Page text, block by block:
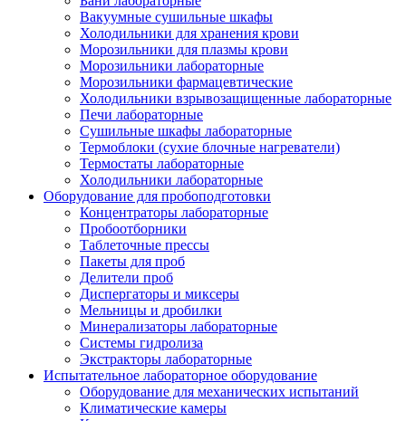
Вакуумные сушильные шкафы
Холодильники для хранения крови
Морозильники для плазмы крови
Морозильники лабораторные
Морозильники фармацевтические
Холодильники взрывозащищенные лабораторные
Печи лабораторные
Сушильные шкафы лабораторные
Термоблоки (сухие блочные нагреватели)
Термостаты лабораторные
Холодильники лабораторные
Оборудование для пробоподготовки
Концентраторы лабораторные
Пробоотборники
Таблеточные прессы
Пакеты для проб
Делители проб
Диспергаторы и миксеры
Мельницы и дробилки
Минерализаторы лабораторные
Системы гидролиза
Экстракторы лабораторные
Испытательное лабораторное оборудование
Оборудование для механических испытаний
Климатические камеры